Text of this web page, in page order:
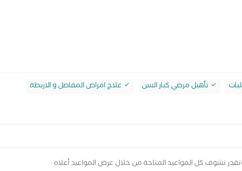
تأهيل مرضي كبار السن
علاج امراض المفاصل و الاربطة